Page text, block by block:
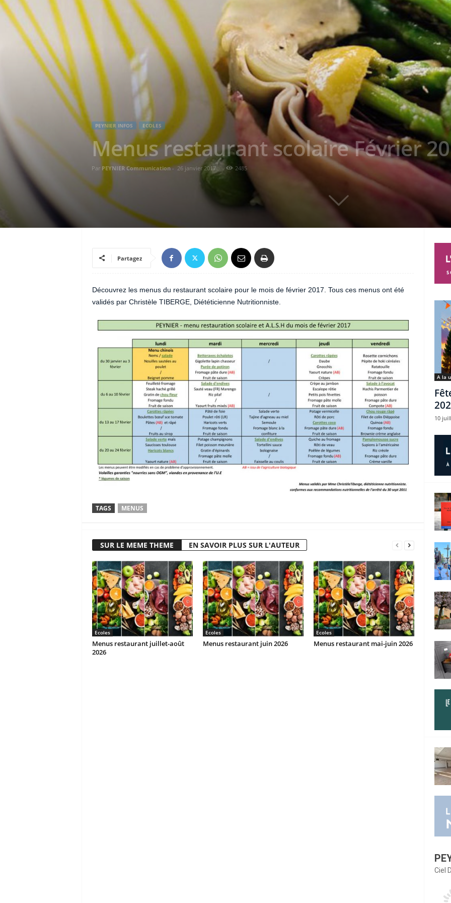
PEYNIER INFOS ECOLES
Menus restaurant scolaire Février
Par PEYNIER Communication- 26 janvier 2017 2485
Partagez
Découvrez les menus du restaurant scolaire pour le mois de février 2017. Tous ces menus ont été
validés par Christèle TIBERGE, Diététicienne Nutritionniste.
TAGS MENUS
SUR LE MEME THEME EN SAVOIR PLUS SUR L'AUTEUR
Ecoles
Menus restaurant juillet-août
2026
Ecoles
Menus restaurant juin 2026
Ecoles
Menus restaurant mai-juin 2026
A la
10
Ciel